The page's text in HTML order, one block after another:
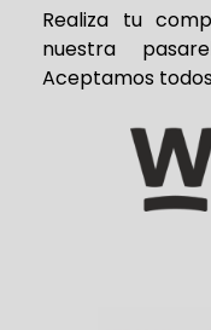
Realiza tu
nuestra
Aceptamos